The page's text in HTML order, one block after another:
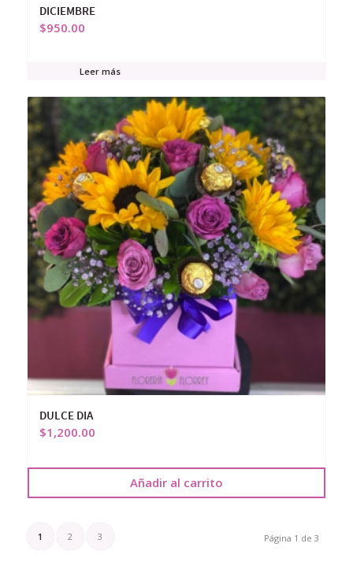
DICIEMBRE
$950.00
Leer más
DULCE DIA
$1,200.00
Añadir al carrito
Página 1 de 3
1 2 3